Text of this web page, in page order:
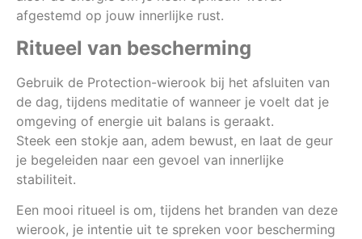
afgestemd op jouw innerlijke rust.
Ritueel van bescherming
Gebruik de Protection-wierook bij het afsluiten van
de dag, tijdens meditatie of wanneer je voelt dat je
omgeving of energie uit balans is geraakt.
Steek een stokje aan, adem bewust, en laat de geur
je begeleiden naar een gevoel van innerlijke
stabiliteit.
Een mooi ritueel is om, tijdens het branden van deze
wierook, je intentie uit te spreken voor bescherming